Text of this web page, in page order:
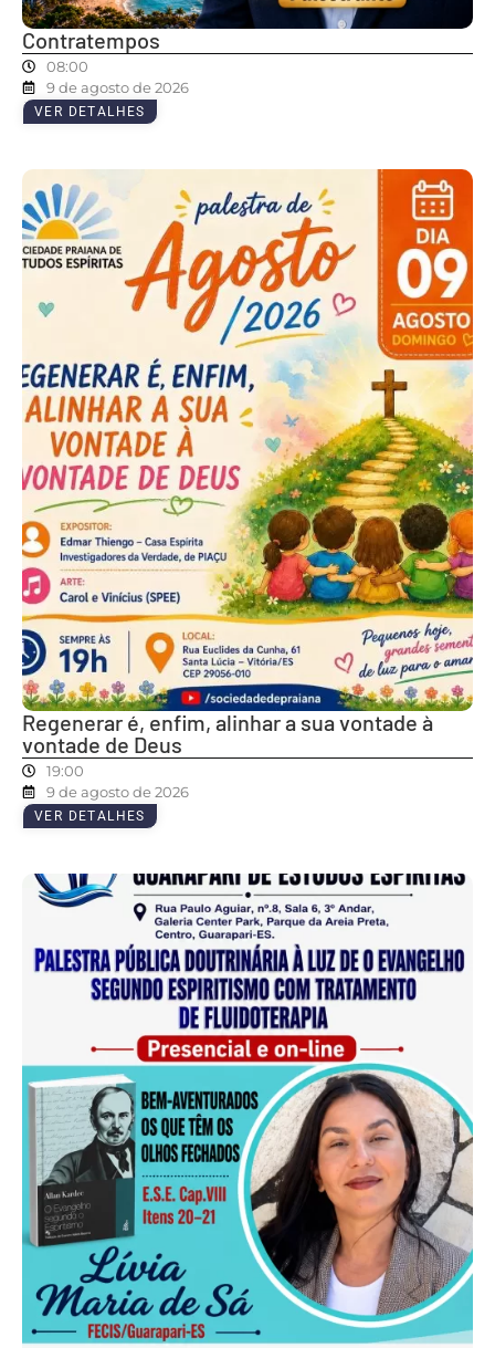
Contratempos
08:00
9 de agosto de 2026
VER DETALHES
Regenerar é, enfim, alinhar a sua vontade à
vontade de Deus
19:00
9 de agosto de 2026
VER DETALHES